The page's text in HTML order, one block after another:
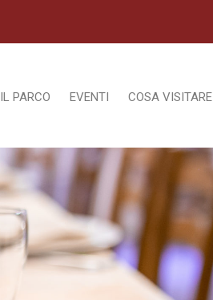
IL PARCO EVENTI COSA VISITARE